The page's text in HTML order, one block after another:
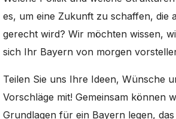
es, um eine Zukunft zu schaffen, die
gerecht wird? Wir möchten wissen,
sich Ihr Bayern von morgen
Teilen Sie uns Ihre Ideen, Wünsche
Vorschläge mit! Gemeinsam können
Grundlagen für ein Bayern legen,